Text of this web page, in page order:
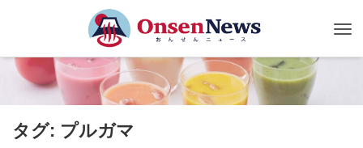
タグ: プルガマ